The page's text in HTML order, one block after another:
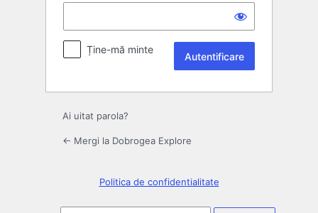
Ține-mă minte
Ai uitat parola?
← Mergi la Dobrogea Explore
Politica de confidentialitate